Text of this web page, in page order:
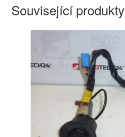
Související produkty